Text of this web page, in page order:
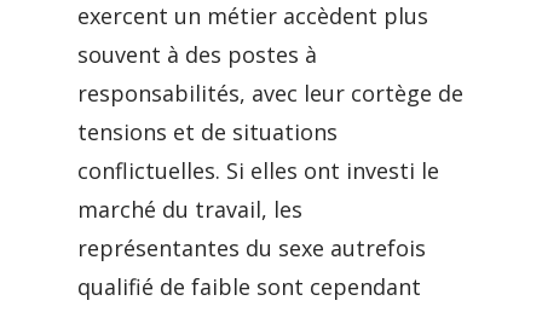
exercent un métier accèdent plus
souvent à des postes à
responsabilités, avec leur cortège de
tensions et de situations
conflictuelles. Si elles ont investi le
marché du travail, les
représentantes du sexe autrefois
qualifié de faible sont cependant